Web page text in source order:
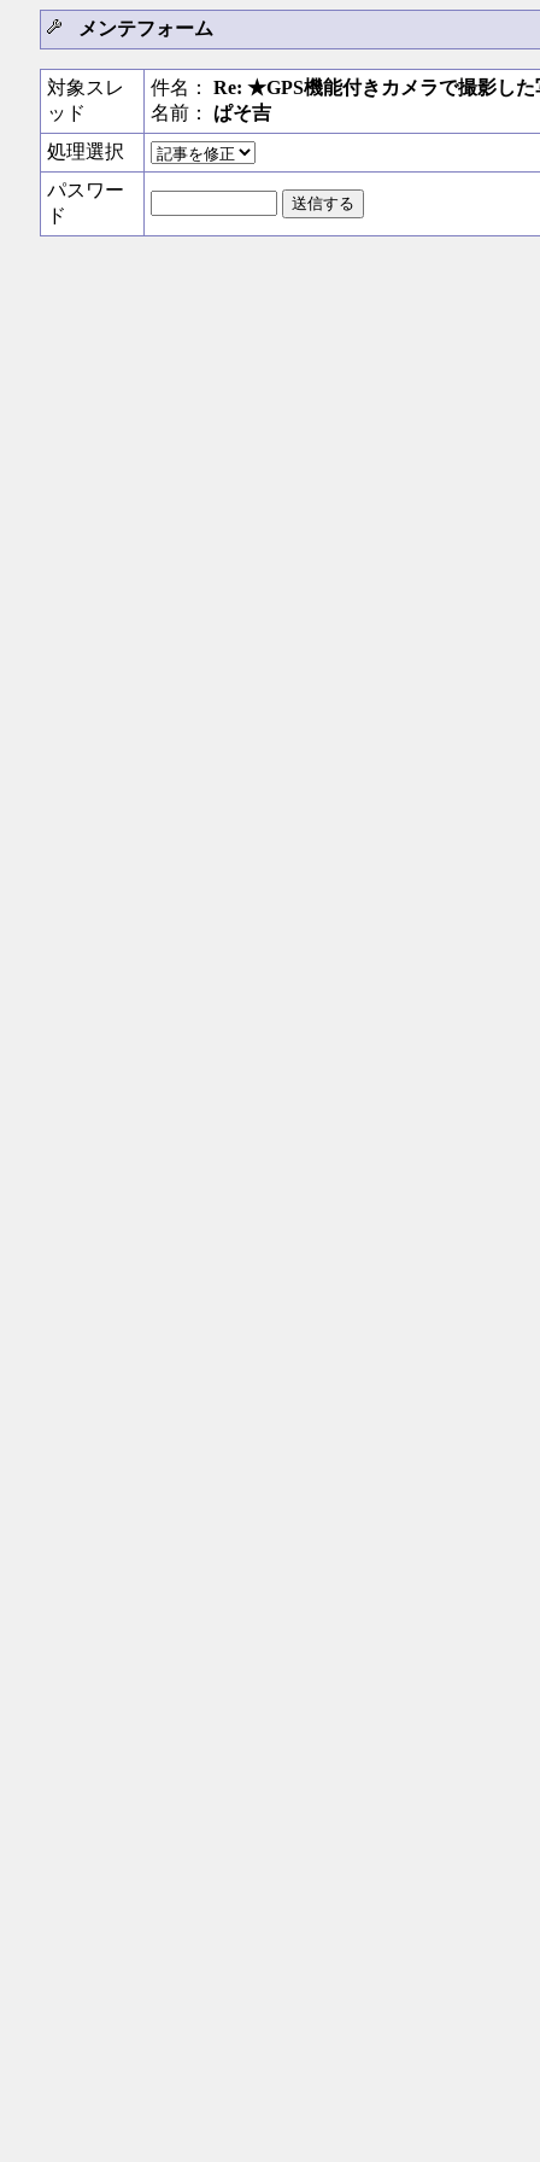
メンテフォーム
対象スレ
ッド
件名： Re: ★GPS機能付きカメラで撮影し
名前： ぱそ吉
処理選択
パスワー
ド